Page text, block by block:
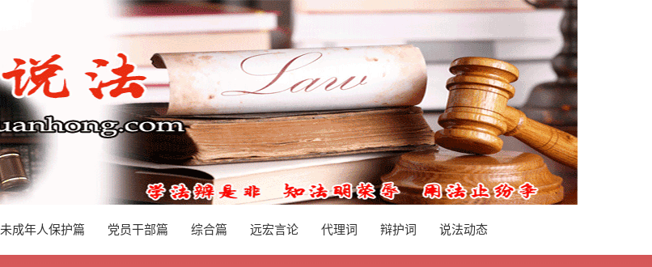
未成年人保护篇 党员干部篇 综合篇 远宏言论 代理词 辩护词 说法动态